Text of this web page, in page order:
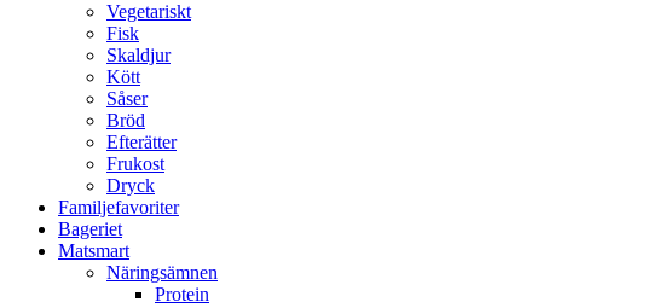
Vegetariskt
Fisk
Skaldjur
Kött
Såser
Bröd
Efterätter
Frukost
Dryck
Familjefavoriter
Bageriet
Matsmart
Näringsämnen
Protein